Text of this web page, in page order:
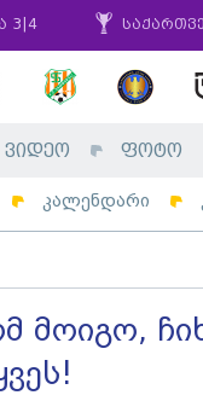
3|4
ვიდეო ფოტო
კალენდარი
მოიგო,